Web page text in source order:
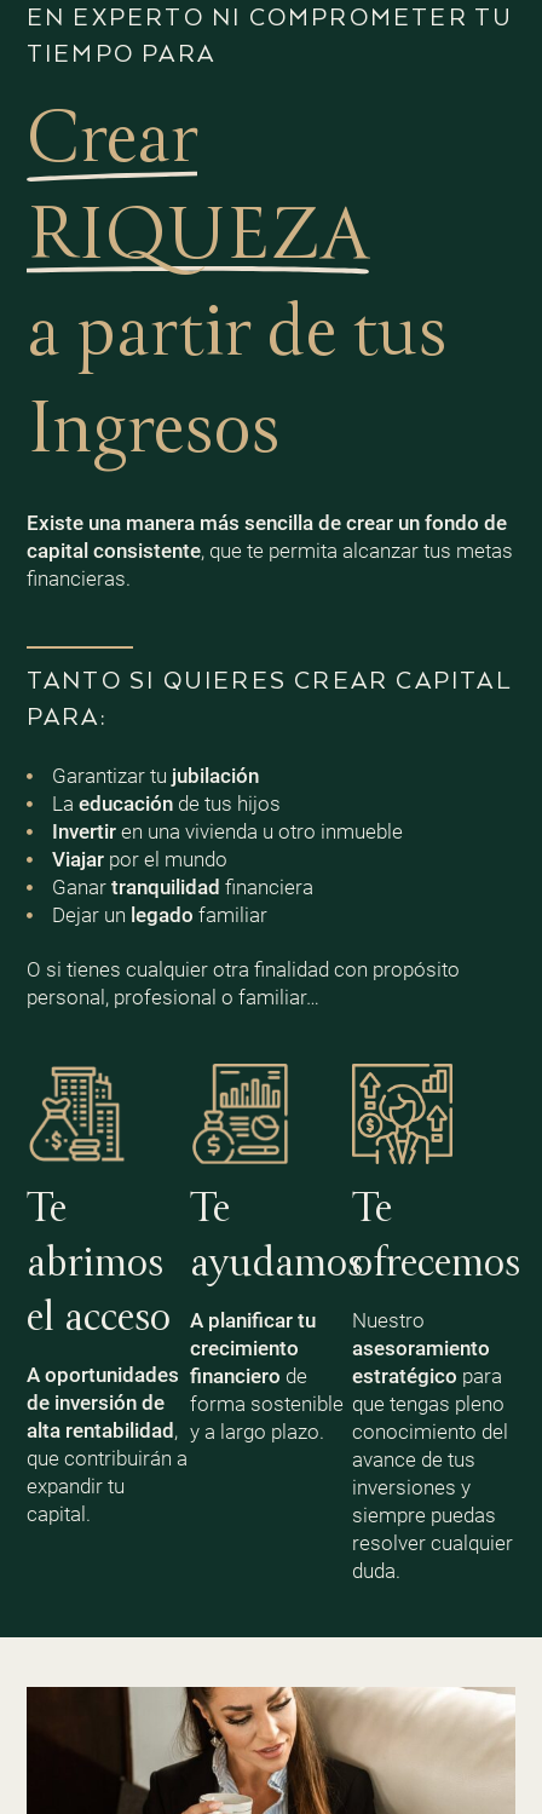
EN EXPERTO NI COMPROMETER TU
TIEMPO PARA
Crear
RIQUEZA
a partir de tus
Ingresos
Existe una manera más sencilla de crear un fondo de
capital consistente, que te permita alcanzar tus metas
financieras.
TANTO SI QUIERES CREAR CAPITAL
PARA:
Garantizar tu jubilación
La educaciónde tus hijos
Invertiren una vivienda u otro inmueble
Viajarpor el mundo
Ganar tranquilidad financiera
Dejar un legado familiar
O si tienes cualquier otra finalidad con propósito
personal, profesional o familiar…
Te
abrimos
el acceso
A oportunidades
de inversión de
alta rentabilidad,
que contribuirán a
expandir tu
capital.
Te
ayudamos
A planificar tu
crecimiento
financiero de
forma sostenible
y a largo plazo.
Te
ofrecemos
Nuestro
asesoramiento
estratégico para
que tengas pleno
conocimiento del
avance de tus
inversiones y
siempre puedas
resolver cualquier
duda.